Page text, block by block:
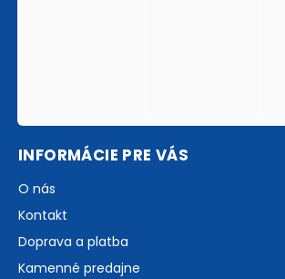
INFORMÁCIE PRE VÁS
O nás
Kontakt
Doprava a platba
Kamenné predajne